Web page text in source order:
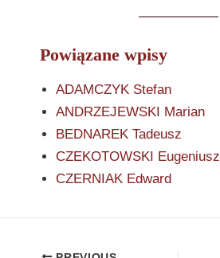
Powiązane wpisy
ADAMCZYK Stefan
ANDRZEJEWSKI Marian
BEDNAREK Tadeusz
CZEKOTOWSKI Eugeniusz
CZERNIAK Edward